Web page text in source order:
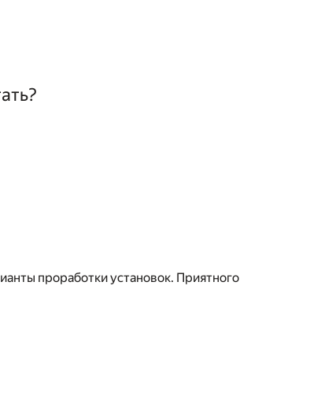
проработки установок. Приятного